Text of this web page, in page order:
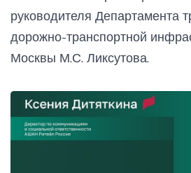
руководителя Департамента
дорожно-транспортной
Москвы М.С. Ликсутова.